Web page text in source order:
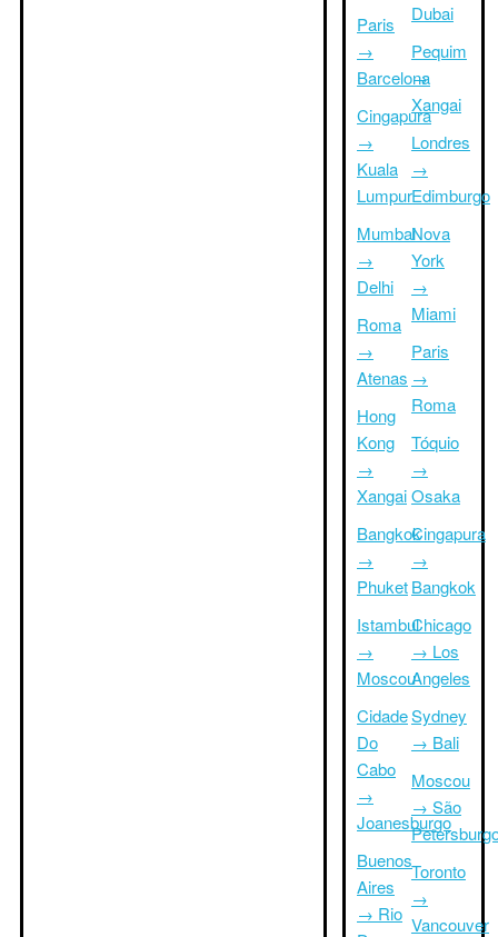
Paris
→
Barcelona
Cingapura
→
Kuala
Lumpur
Mumbai
→
Delhi
Roma
→
Atenas
Hong
Kong
→
Xangai
Bangkok
→
Phuket
Istambul
→
Moscou
Cidade
Do
Cabo
→
Joanesburgo
Buenos
Aires
→ Rio
Dubai
Pequim
→
Xangai
Londres
→
Edimburgo
Nova
York
→
Miami
Paris
→
Roma
Tóquio
→
Osaka
Cingapura
→
Bangkok
Chicago
→ Los
Angeles
Sydney
→ Bali
Moscou
→ São
Toronto
→
Vancouver